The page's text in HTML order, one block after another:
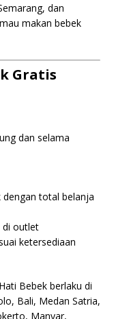
dan
makan bebek
Gratis
dan selama
dengan total belanja
di outlet
ketersediaan
Bebek berlaku di
Bali, Medan Satria,
Manyar,